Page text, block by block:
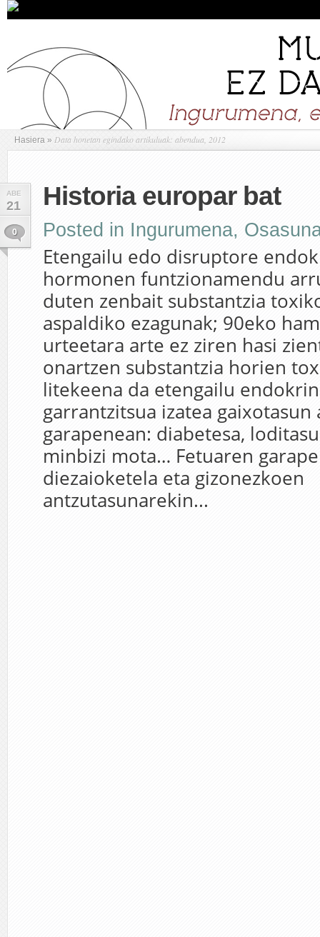
Hasiera » Data honetan egindako artikuluak: abendua, 2012
ABE
21
0
Historia europar bat
Posted in Ingurumena,
Etengailu edo disruptore
hormonen funtzionamendu
duten zenbait substantzia
aspaldiko ezagunak; 90eko
urteetara arte ez ziren hasi
onartzen substantzia horien
litekeena da etengailu
garrantzitsua izatea gaixotasun
garapenean: diabetesa,
minbizi mota… Fetuaren
diezaioketela eta gizonezkoen
antzutasunarekin...